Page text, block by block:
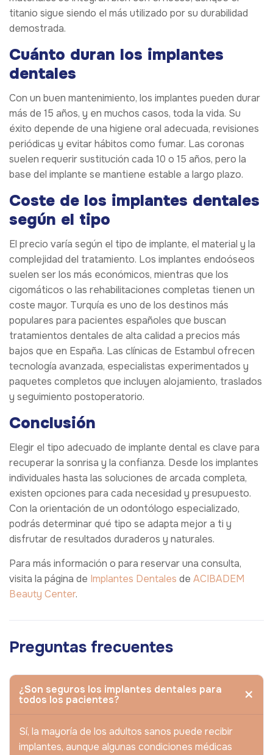
titanio sigue siendo el más utilizado por su durabilidad
demostrada.
Cuánto duran los implantes
dentales
Con un buen mantenimiento, los implantes pueden durar
más de 15 años, y en muchos casos, toda la vida. Su
éxito depende de una higiene oral adecuada, revisiones
periódicas y evitar hábitos como fumar. Las coronas
suelen requerir sustitución cada 10 o 15 años, pero la
base del implante se mantiene estable a largo plazo.
Coste de los implantes dentales
según el tipo
El precio varía según el tipo de implante, el material y la
complejidad del tratamiento. Los implantes endoóseos
suelen ser los más económicos, mientras que los
cigomáticos o las rehabilitaciones completas tienen un
coste mayor. Turquía es uno de los destinos más
populares para pacientes españoles que buscan
tratamientos dentales de alta calidad a precios más
bajos que en España. Las clínicas de Estambul ofrecen
tecnología avanzada, especialistas experimentados y
paquetes completos que incluyen alojamiento, traslados
y seguimiento postoperatorio.
Conclusión
Elegir el tipo adecuado de implante dental es clave para
recuperar la sonrisa y la confianza. Desde los implantes
individuales hasta las soluciones de arcada completa,
existen opciones para cada necesidad y presupuesto.
Con la orientación de un odontólogo especializado,
podrás determinar qué tipo se adapta mejor a ti y
disfrutar de resultados duraderos y naturales.
Para más información o para reservar una consulta,
visita la página de Implantes Dentales de ACIBADEM
Beauty Center.
Preguntas frecuentes
¿Son seguros los implantes dentales para
todos los pacientes?
Sí, la mayoría de los adultos sanos puede recibir
implantes, aunque algunas condiciones médicas